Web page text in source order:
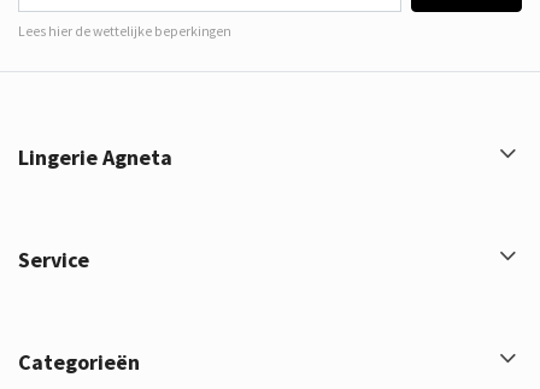
Lees hier de wettelijke beperkingen
Lingerie Agneta
Service
Categorieën